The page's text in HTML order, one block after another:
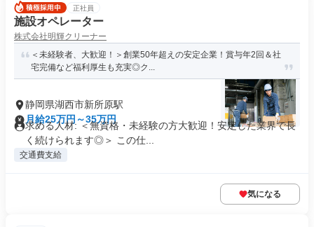
正社員
施設オペレーター
株式会社明輝クリーナー
＜未経験者、大歓迎！＞創業50年超えの安定企業！賞与年2回＆社
宅完備など福利厚生も充実◎ク...
静岡県湖西市新所原駅
月給25万円～35万円
求める人材: ＜無資格・未経験の方大歓迎！安定した業界で長
く続けられます◎＞ この仕...
交通費支給
気になる